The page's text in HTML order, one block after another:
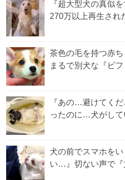
『超大型犬の真似
270万以上再生さ
茶色の毛を持つ赤
まるで別犬な『ビ
『あの…避けてく
ったのに…犬がし
犬の前でスマホを
い…』切ない声で